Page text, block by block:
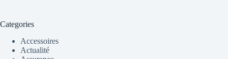
Categories
Accessoires
Actualité